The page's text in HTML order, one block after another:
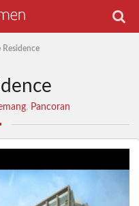
Residence
, Pancoran